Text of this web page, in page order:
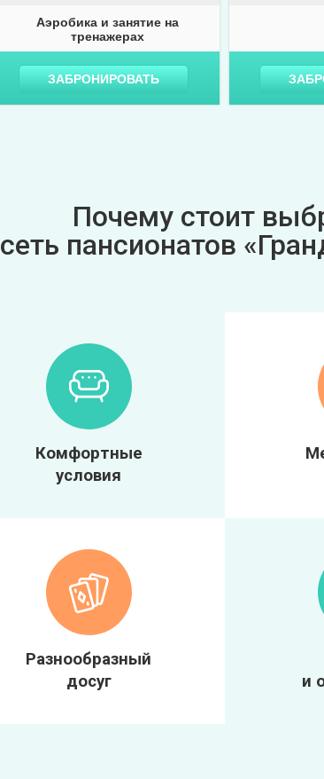
Аэробика и занятие на
тренажерах
ЗАБРОНИРОВАТЬ
Почему стоит
сеть пансионатов
Комфортные
условия
Разнообразный
досуг
и